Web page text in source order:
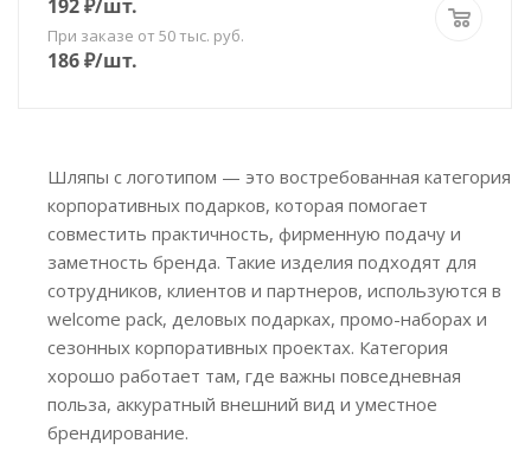
192₽/шт.
При заказе от 50 тыс. руб.
186₽/шт.
Шляпы с логотипом — это востребованная категория
корпоративных подарков, которая помогает
совместить практичность, фирменную подачу и
заметность бренда. Такие изделия подходят для
сотрудников, клиентов и партнеров, используются в
welcome pack, деловых подарках, промо-наборах и
сезонных корпоративных проектах. Категория
хорошо работает там, где важны повседневная
польза, аккуратный внешний вид и уместное
брендирование.